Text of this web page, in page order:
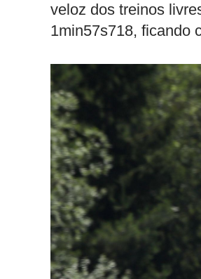
veloz dos treinos
1min57s718, ficando